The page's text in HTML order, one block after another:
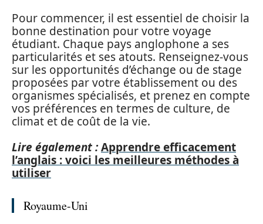
Pour commencer, il est essentiel de choisir la
bonne destination pour votre voyage
étudiant. Chaque pays anglophone a ses
particularités et ses atouts. Renseignez-vous
sur les opportunités d’échange ou de stage
proposées par votre établissement ou des
organismes spécialisés, et prenez en compte
vos préférences en termes de culture, de
climat et de coût de la vie.
Lire également :Apprendre efficacement
l’anglais : voici les meilleures méthodes à
utiliser
Royaume-Uni